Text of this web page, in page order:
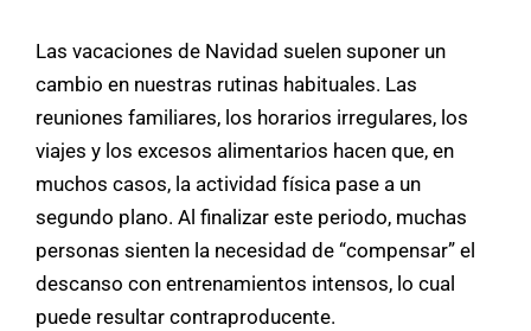
Las vacaciones de Navidad suelen suponer un
cambio en nuestras rutinas habituales. Las
reuniones familiares, los horarios irregulares, los
viajes y los excesos alimentarios hacen que, en
muchos casos, la actividad física pase a un
segundo plano. Al finalizar este periodo, muchas
personas sienten la necesidad de “compensar” el
descanso con entrenamientos intensos, lo cual
puede resultar contraproducente.